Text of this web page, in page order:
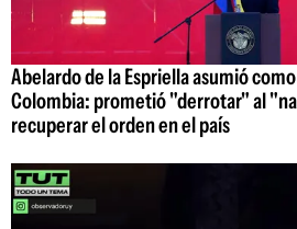
Abelardo de la Espriella asumió
Colombia: prometió "derrotar" al
recuperar el orden en el país